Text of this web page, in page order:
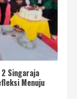
Singaraja
Menuju